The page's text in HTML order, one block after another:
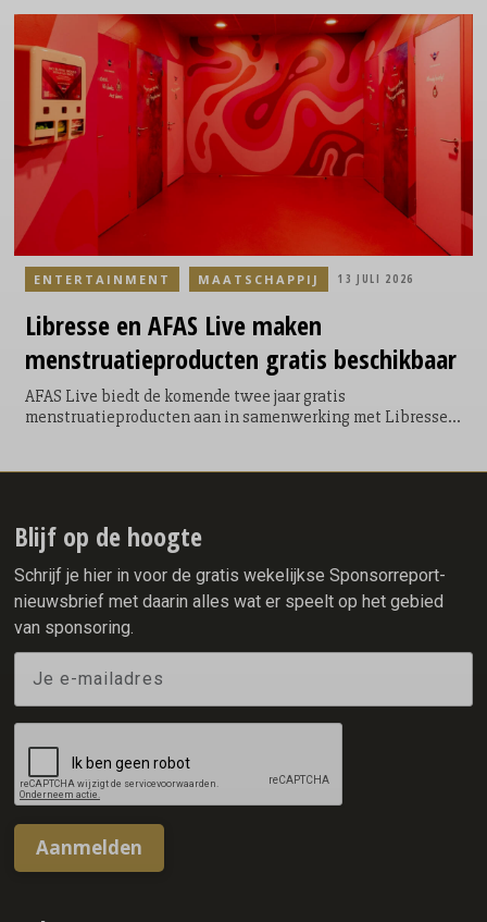
de aangesloten poppodia 2025 met een negatief financieel
resultaat heeft afgesloten. Vooral teruglopende
bezoekersaantallen bij clubavonden en stijgende vaste
lasten zetten de exploitatie onder druk.
Libresse en AFAS Live maken
menstruatieproducten gratis beschikbaar
AFAS Live biedt de komende twee jaar gratis
menstruatieproducten aan in samenwerking met Libresse.
ENTERTAINMENT MAATSCHAPPIJ 13 JULI 2026
Blijf op de hoogte
Schrijf je hier in voor de gratis wekelijkse Sponsorreport-
nieuwsbrief met daarin alles wat er speelt op het gebied
van sponsoring.
Aanmelden